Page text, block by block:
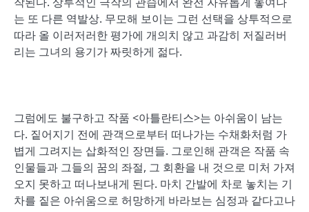
는 또 다른 역발상. 무모해 보이는 그런 선택을 상투적으로
따라 올 이러저러한 평가에 개의치 않고 과감히 저질러버
리는 그녀의 용기가 짜릿하게 젊다.
그럼에도 불구하고 작품 <아틀란티스>는 아쉬움이 남는
다. 짙어지기 전에 관객으로부터 떠나가는 수채화처럼 가
볍게 그려지는 삽화적인 장면들. 그로인해 관객은 작품 속
인물들과 그들의 꿈의 좌절, 그 회환을 내 것으로 미처 가져
오지 못하고 떠나보내게 된다. 마치 간발에 차로 놓치는 기
차를 짙은 아쉬움으로 허망하게 바라보는 심정과 같다고나